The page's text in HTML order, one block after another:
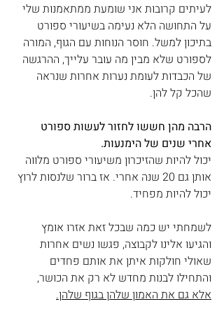
לעיתים קרובות אני שומעת ממתאמנות שלי
על התחושה הלא נעימה בשיעורי ספורט
בתיכון למשל. חוסר הנוחות עם הגוף, המורה
לספורט שלא מבין מה עובר עלייך, ההרגשה
של הכבדות לעומת נערות אחרות שנראה
שהכל קל להן.
הרבה מהן חששו לחזור לעשות ספורט
אחרי שנים של הימנעות.
יכול להיות שהזיכרון משיעורי ספורט מלווה
אותן גם 20 שנה אחרי. אז ברור שלנסות לרוץ
יכול להיות מפחיד.
לשמחתי יש כמה שבכל זאת אזרו אומץ
והגיעו אלינו לקבוצה, פגשו נשים אחרות
שאולי חולקות איתן את אותם פחדים
והתחילו לבנות מחדש לא רק את הכושר,
אלא גם את האמון שלהן בגוף שלהן.